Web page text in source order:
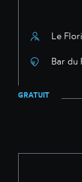
Le
Bar du
GRATUIT